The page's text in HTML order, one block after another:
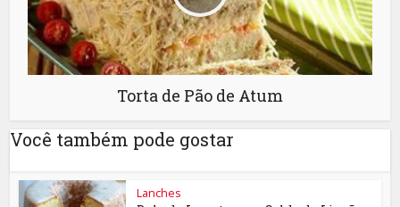
Torta de Pão de Atum
Você também pode gostar
Lanches